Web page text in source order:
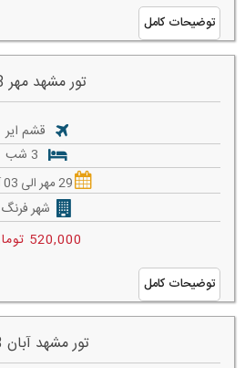
توضیحات کامل
تور مشهد مهر 98
قشم ایر
29 مهر الی 03 آبان
شهر فرنگ
520,000 تومان
توضیحات کامل
تور مشهد آبان 98